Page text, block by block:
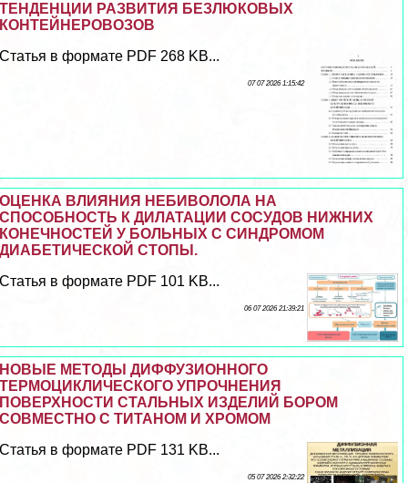
ТЕНДЕНЦИИ РАЗВИТИЯ БЕЗЛЮКОВЫХ
КОНТЕЙНЕРОВОЗОВ
Статья в формате PDF 268 KB...
07 07 2026 1:15:42
ОЦЕНКА ВЛИЯНИЯ НЕБИВОЛОЛА НА
СПОСОБНОСТЬ К ДИЛАТАЦИИ СОСУДОВ НИЖНИХ
КОНЕЧНОСТЕЙ У БОЛЬНЫХ С СИНДРОМОМ
ДИАБЕТИЧЕСКОЙ СТОПЫ.
Статья в формате PDF 101 KB...
06 07 2026 21:39:21
НОВЫЕ МЕТОДЫ ДИФФУЗИОННОГО
ТЕРМОЦИКЛИЧЕСКОГО УПРОЧНЕНИЯ
ПОВЕРХНОСТИ СТАЛЬНЫХ ИЗДЕЛИЙ БОРОМ
СОВМЕСТНО С ТИТАНОМ И ХРОМОМ
Статья в формате PDF 131 KB...
05 07 2026 2:32:22